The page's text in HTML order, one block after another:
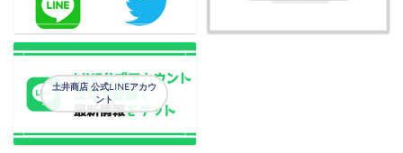
土井商店 公式LINEアカウ
ント